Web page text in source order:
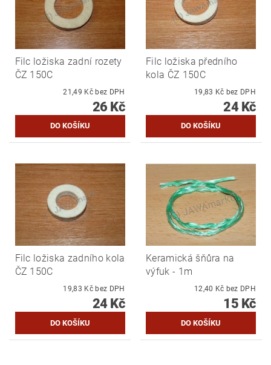
Filc ložiska zadní rozety
ČZ 150C
21,49 Kč bez DPH
26 Kč
Filc ložiska předního
kola ČZ 150C
19,83 Kč bez DPH
24 Kč
Filc ložiska zadního kola
ČZ 150C
19,83 Kč bez DPH
24 Kč
Keramická šňůra na
výfuk - 1m
12,40 Kč bez DPH
15 Kč